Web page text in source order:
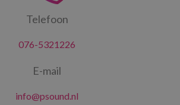
Telefoon
076-5321226
E-mail
info@psound.nl